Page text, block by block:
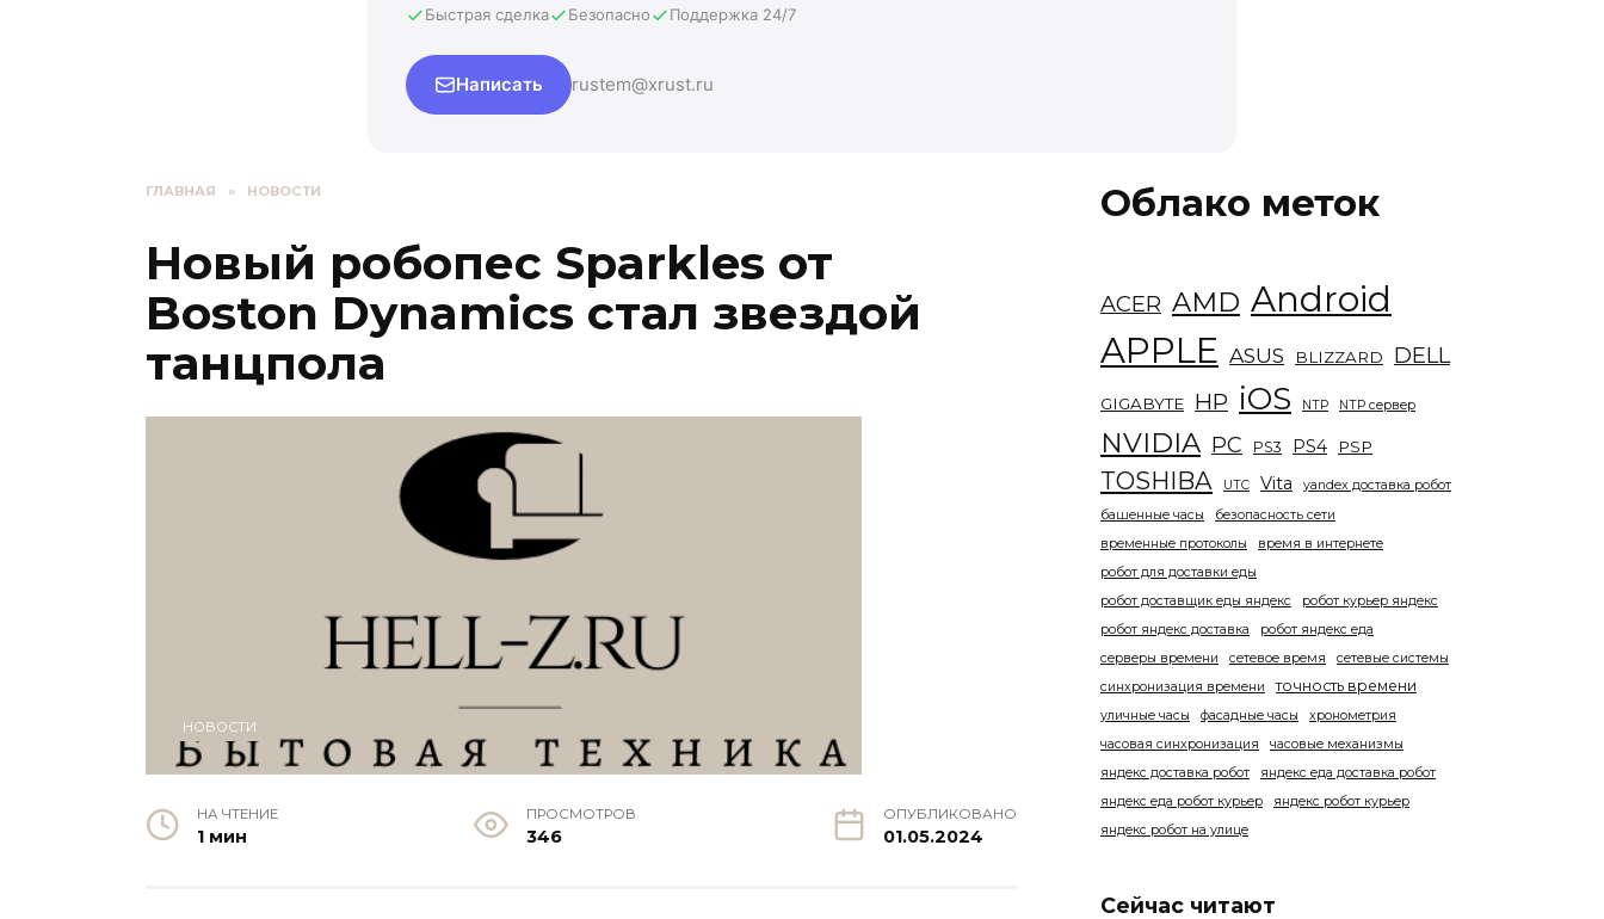
Быстрая сделка Безопасно Поддержка 24/7
Написать rustem@xrust.ru
ГЛАВНАЯ » НОВОСТИ
Новый робопес Sparkles от
Boston Dynamics стал звездой
танцпола
НОВОСТИ
НА ЧТЕНИЕ
1 мин
ПРОСМОТРОВ
346
ОПУБЛИКОВАНО
01.05.2024
Облако меток
ACER AMD Android
APPLE ASUS BLIZZARD DELL
GIGABYTE HP iOS NTP NTP сервер
NVIDIA PC PS3 PS4 PSP
TOSHIBA UTC Vita
yandex доставка робот
башенные часы
безопасность сети
временные протоколы
время в интернете
робот для доставки еды
робот доставщик еды яндекс
робот курьер яндекс
робот яндекс доставка
робот яндекс еда
серверы времени
сетевое время
сетевые системы
синхронизация времени
точность времени
уличные часы фасадные часы
хронометрия
часовая синхронизация
часовые механизмы
яндекс доставка робот
яндекс еда доставка робот
яндекс еда робот курьер
яндекс робот курьер
яндекс робот на улице
Сейчас читают